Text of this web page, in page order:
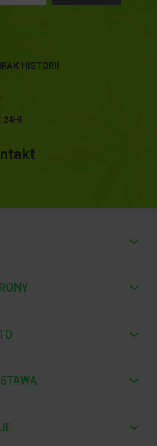
HISTORII
24H!